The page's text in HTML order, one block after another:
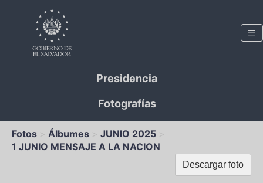
Presidencia
Fotografías
Fotos Álbumes
JUNIO 2025
1 JUNIO MENSAJE A LA NACION
Descargar foto